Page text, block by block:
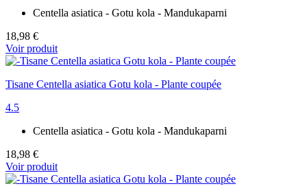
Centella asiatica - Gotu kola - Mandukaparni
18,98 €
Voir produit
Tisane Centella asiatica Gotu kola - Plante coupée
4.5
Centella asiatica - Gotu kola - Mandukaparni
18,98 €
Voir produit